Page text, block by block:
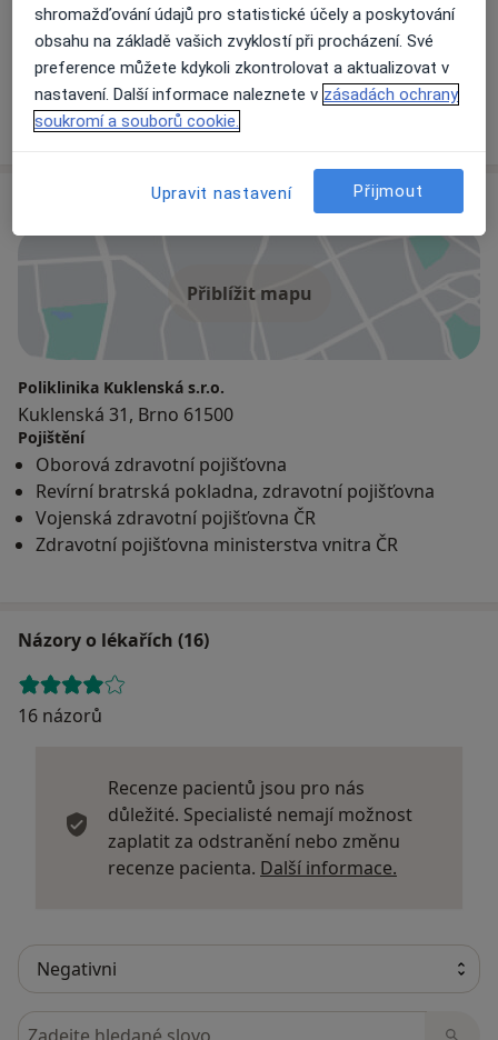
Anton Bartovič
Praktický lékař
39 názorů
Přiblížit mapu
Poliklinika Kuklenská s.r.o.
Kuklenská 31, Brno 61500
Pojištění
Oborová zdravotní pojišťovna
Revírní bratrská pokladna, zdravotní pojišťovna
Vojenská zdravotní pojišťovna ČR
Zdravotní pojišťovna ministerstva vnitra ČR
Názory o lékařích (16)
16 názorů
Recenze pacientů jsou pro nás
důležité. Specialisté nemají možnost
zaplatit za odstranění nebo změnu
recenze pacienta. Další informace.
Hledejte v názorech
shromažďování údajů pro statistické účely a poskytování
obsahu na základě vašich zvyklostí při procházení. Své
preference můžete kdykoli zkontrolovat a aktualizovat v
nastavení. Další informace naleznete v zásadách ochrany
soukromí a souborů cookie.
Upravit nastavení Přijmout